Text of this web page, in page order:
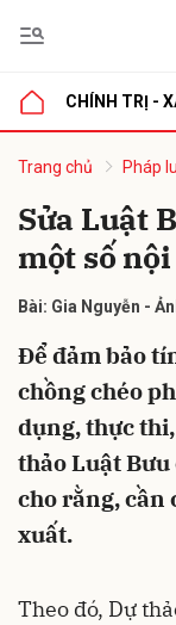
CHÍNH TRỊ -
Trang chủ Pháp
Sửa Luật
một số
Bài: Gia Nguyễn -
Để đảm bảo
chồng chéo
dụng, thực
thảo Luật
cho rằng, cần
xuất.
Theo đó, Dự
luận